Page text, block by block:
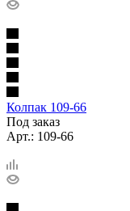
Колпак 109-66
Под заказ
Арт.: 109-66